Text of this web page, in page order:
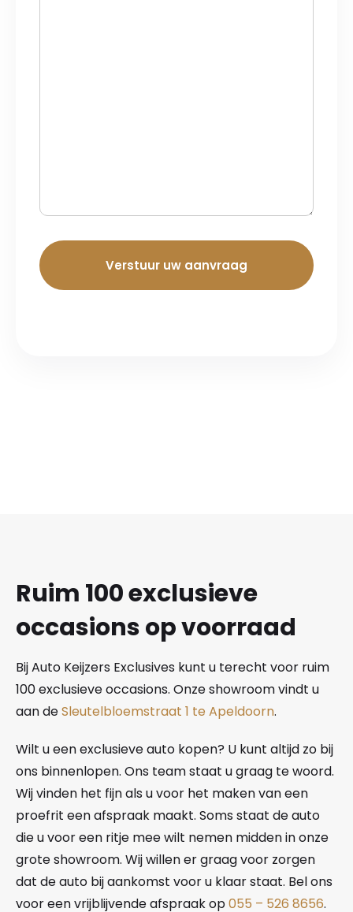
Ruim 100 exclusieve
occasions op voorraad
Bij Auto Keijzers Exclusives kunt u terecht voor ruim
100 exclusieve occasions. Onze showroom vindt u
aan deSleutelbloemstraat 1 te Apeldoorn.
Wilt u een exclusieve auto kopen? U kunt altijd zo bij
ons binnenlopen. Ons team staat u graag te woord.
Wij vinden het fijn als u voor het maken van een
proefrit een afspraak maakt. Soms staat de auto
die u voor een ritje mee wilt nemen midden in onze
grote showroom. Wij willen er graag voor zorgen
dat de auto bij aankomst voor u klaar staat. Bel ons
voor een vrijblijvende afspraak op055 – 526 8656.